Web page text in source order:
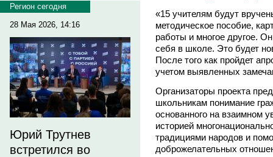
Регион сегодня
28 Мая 2026, 14:16
Юрий Трутнев
встретился во
«15 учителям будут
методическое пособие,
работы и многое другое.
себя в школе. Это будет
После того как пройдет
учетом выявленных
Организаторы проекта
школьникам понимание
основанного на взаимном
историей
традициями народов и
доброжелательных